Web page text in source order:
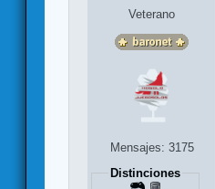
Veterano
Mensajes: 3175
Distinciones